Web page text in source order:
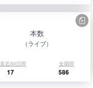
本数
（ライブ）
直近30日間 全期間
17 586